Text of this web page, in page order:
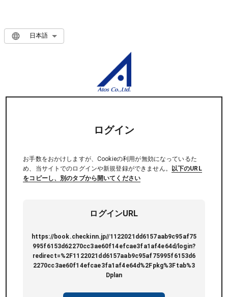
日本語
ログイン
お手数をおかけしますが、Cookieの利用が無効になっているた
め、当サイトでのログインや新規登録ができません。 以下のURL
をコピーし、別のタブから開いてください
ログインURL
https://book.checkinn.jp//1122021dd6157aab9c95af75
995f6153d62270cc3ae60f14efcae3fa1af4e64d/login?
redirect=%2F1122021dd6157aab9c95af75995f6153d6
2270cc3ae60f14efcae3fa1af4e64d%2Fpkg%3Ftab%3
Dplan